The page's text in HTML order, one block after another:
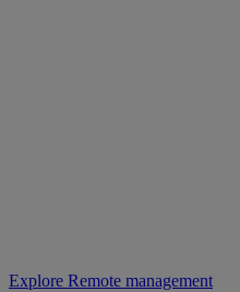
Explore Remote management